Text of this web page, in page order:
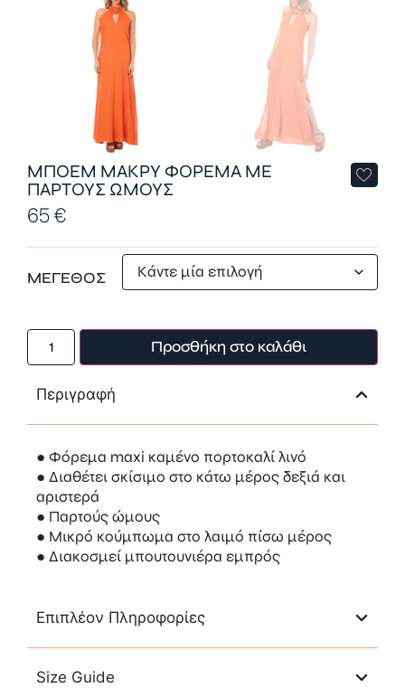
ΜΠΟΕΜ ΜΑΚΡΥ ΦΟΡΕΜΑ ΜΕ
ΠΑΡΤΟΥΣ ΩΜΟΥΣ
65€
ΜΕΓΕΘΟΣ
Προσθήκη στο καλάθι
Περιγραφή
● Φόρεμα maxi καμένο πορτοκαλί λινό
● Διαθέτει σκίσιμο στο κάτω μέρος δεξιά και
αριστερά
● Παρτούς ώμους
● Μικρό κούμπωμα στο λαιμό πίσω μέρος
● Διακοσμεί μπουτουνιέρα εμπρός
Επιπλέον Πληροφορίες
Size Guide